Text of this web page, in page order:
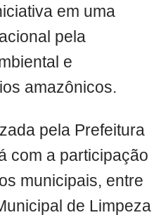
em uma
pela
e
amazônicos.
pela Prefeitura
com a participação
municipais, entre
de Limpeza